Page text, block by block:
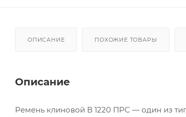
ОПИСАНИЕ ПОХОЖИЕ ТОВАРЫ
Описание
Ремень клиновой В 1220 ПРС — один из